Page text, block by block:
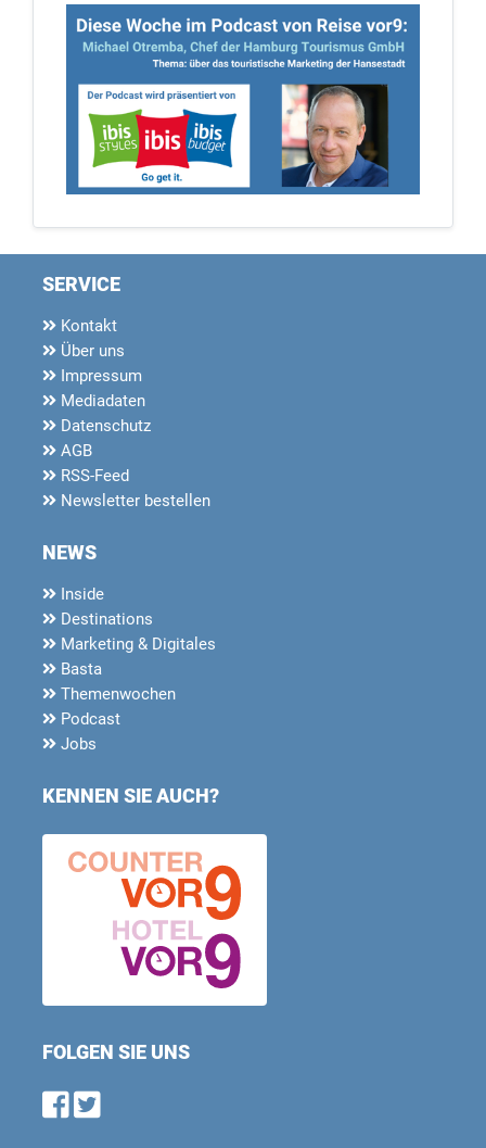
SERVICE
Kontakt
Über uns
Impressum
Mediadaten
Datenschutz
AGB
RSS-Feed
Newsletter bestellen
NEWS
Inside
Destinations
Marketing & Digitales
Basta
Themenwochen
Podcast
Jobs
KENNEN SIE AUCH?
FOLGEN SIE UNS
Find us on Facebook
Follow us on Twitter